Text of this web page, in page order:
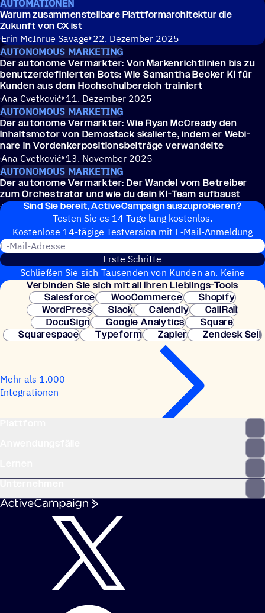
AUTOMATIONEN
Warum zusam­men­stell­bare Platt­form­ar­chi­tek­tur die
Zukunft von CX ist
Erin McInrue Savage 22. Dezember 2025
AUTONOMOUS MARKETING
Der auto­nome Vermark­ter: Von Marken­richt­li­nien bis zu
benut­zer­de­fi­nier­ten Bots: Wie Saman­tha Becker KI für
Kunden aus dem Hochschulbereich trainiert
Ana Cvetković 11. Dezember 2025
AUTONOMOUS MARKETING
Der auto­nome Vermark­ter: Wie Ryan McCre­ady den
Inhalts­mo­tor von Demo­stack skalierte, indem er Webi­
nare in Vordenkerpositionsbeiträge verwandelte
Ana Cvetković 13. November 2025
AUTONOMOUS MARKETING
Der auto­nome Vermark­ter: Der Wandel vom Betrei­ber
zum Orchestra­tor und wie du dein KI-Team aufbaust
Erin Greenawald 07. November 2025
Sind Sie bereit, ActiveCampaign auszuprobieren?
Testen Sie es 14 Tage lang kostenlos.
Kosten­lose 14-tägige Test­ver­sion mit E‑Mail-Anmel­dung
Erste Schritte
Schließen Sie sich Tausenden von Kunden an. Keine
Kreditkarte erforderlich. Sofortige Einrichtung.
Verbin­den Sie sich mit all Ihren Lieblings-Tools
Salesforce
WooCommerce
Shopify
WordPress
Slack Calendly
CallRail
DocuSign
Google Analytics
Square
Squarespace
Typeform Zapier Zendesk Sell
Mehr als 1.000
Integrationen